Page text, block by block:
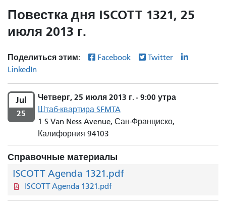
Повестка дня ISCOTT 1321, 25
июля 2013 г.
Поделиться этим: Facebook
Twitter
LinkedIn
Jul
25
Четверг, 25 июля 2013 г. - 9:00 утра
Штаб-квартира SFMTA
1 S Van Ness Avenue, Сан-Франциско,
Калифорния 94103
Справочные материалы
ISCOTT Agenda 1321.pdf
ISCOTT Agenda 1321.pdf